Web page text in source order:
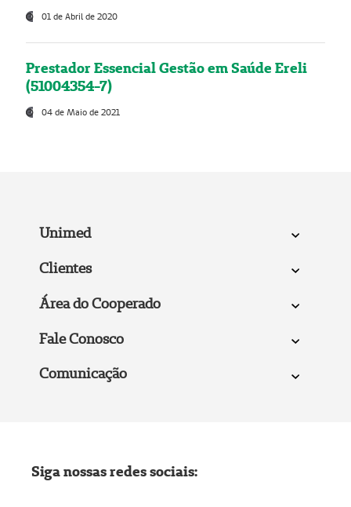
01 de Abril de 2020
Prestador Essencial Gestão em Saúde Ereli
(51004354-7)
04 de Maio de 2021
Unimed
Clientes
Área do Cooperado
Fale Conosco
Comunicação
Siga nossas redes sociais: